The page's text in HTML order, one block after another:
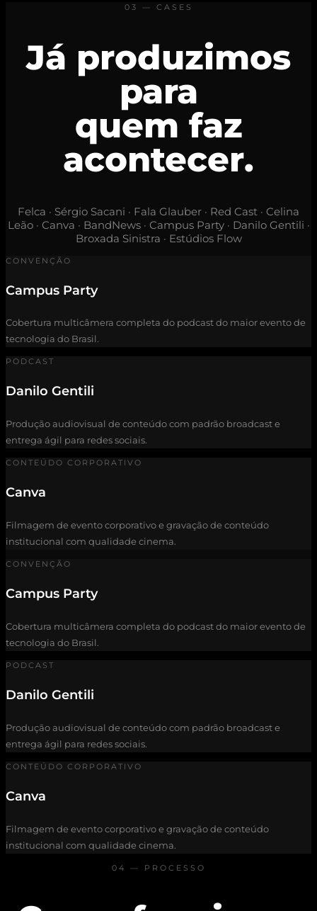
03 — CASES
Já produzimos
para
quem faz
acontecer.
Felca · Sérgio Sacani · Fala Glauber · Red Cast · Celina
Leão · Canva · BandNews · Campus Party · Danilo Gentili ·
Broxada Sinistra · Estúdios Flow
CONVENÇÃO
Campus Party
Cobertura multicâmera completa do podcast do maior evento de
tecnologia do Brasil.
PODCAST
Danilo Gentili
Produção audiovisual de conteúdo com padrão broadcast e
entrega ágil para redes sociais.
CONTEÚDO CORPORATIVO
Canva
Filmagem de evento corporativo e gravação de conteúdo
institucional com qualidade cinema.
CONVENÇÃO
Campus Party
Cobertura multicâmera completa do podcast do maior evento de
tecnologia do Brasil.
PODCAST
Danilo Gentili
Produção audiovisual de conteúdo com padrão broadcast e
entrega ágil para redes sociais.
CONTEÚDO CORPORATIVO
Canva
Filmagem de evento corporativo e gravação de conteúdo
institucional com qualidade cinema.
04 — PROCESSO